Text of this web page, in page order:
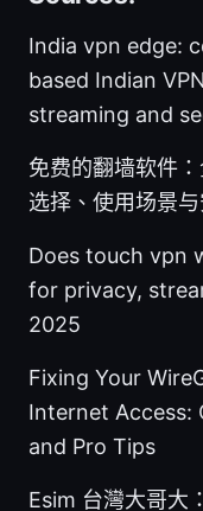
India vpn edge:
based Indian
streaming and
免费的翻墙软件
选择、使用场景
Does touch vpn
for privacy,
2025
Fixing Your
Internet Access:
and Pro Tips
Esim 台灣大哥大